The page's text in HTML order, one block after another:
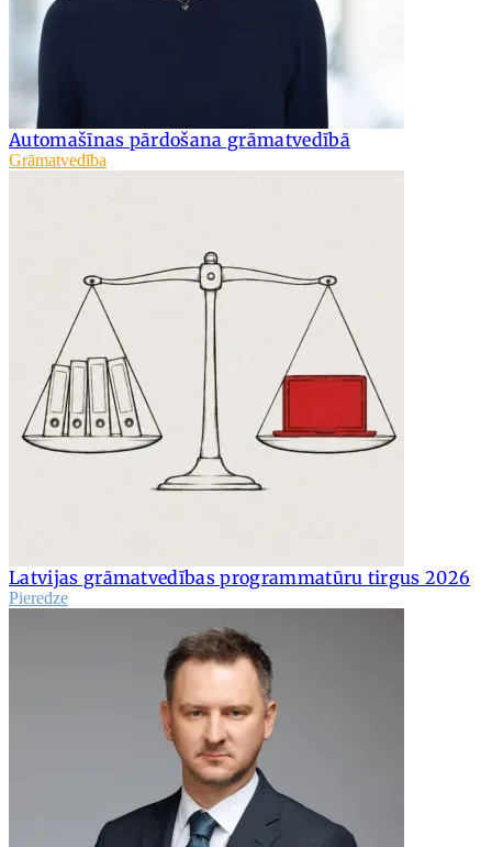
Automašīnas pārdošana grāmatvedībā
Grāmatvedība
Latvijas grāmatvedības programmatūru tirgus 2026
Pieredze